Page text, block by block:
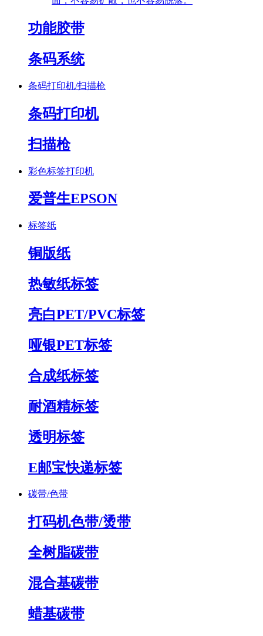
功能胶带
条码系统
条码打印机/扫描枪
条码打印机
扫描枪
彩色标签打印机
爱普生EPSON
标签纸
铜版纸
热敏纸标签
亮白PET/PVC标签
哑银PET标签
合成纸标签
耐酒精标签
透明标签
E邮宝快递标签
碳带/色带
打码机色带/烫带
全树脂碳带
混合基碳带
蜡基碳带